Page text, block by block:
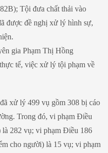
Tội đưa chất thải vào
được đề nghị xử lý hình sự,
gia Phạm Thị Hồng
tế, việc xử lý tội phạm về
xử lý 499 vụ gồm 308 bị cáo
Trong đó, vi phạm Điều
là 282 vụ; vi phạm Điều 186
cho người) là 15 vụ; vi phạm